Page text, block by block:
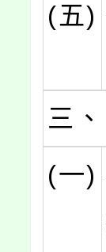
(五)
三、
(一)